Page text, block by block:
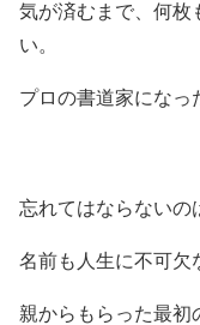
気が済むまで、何枚
い。
プロの書道家になっ
忘れてはならないの
名前も人生に不可欠
親からもらった最初